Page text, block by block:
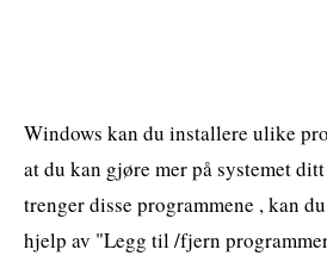
Windows kan du installere ulike
at du kan gjøre mer på systemet
trenger disse programmene , kan
hjelp av "Legg til /fjern